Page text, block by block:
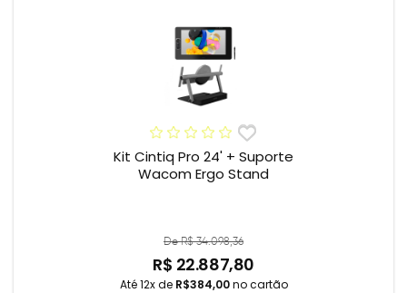
Kit Cintiq Pro 24' + Suporte
Wacom Ergo Stand
De R$ 34.098,36
R$ 22.887,80
Até 12x de R$384,00no cartão